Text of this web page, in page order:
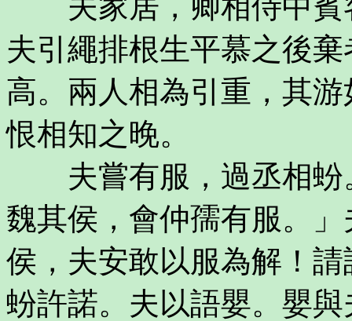
夫引繩排根生平慕之後
高。兩人相為引重，其
恨相知之晚。
夫嘗有服，過丞相蚡
魏其侯，會仲孺有服。
侯，夫安敢以服為解！
蚡許諾。夫以語嬰。嬰